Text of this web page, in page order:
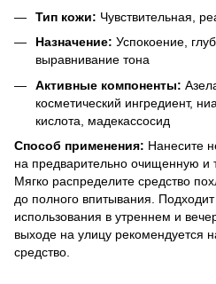
Тип кожи: Чувствительная,
Назначение: Успокоение,
выравнивание тона
Активные компоненты:
косметический ингредиент,
кислота, мадекассосид
Способ применения: Нанесите
на предварительно очищенную и
Мягко распределите средство
до полного впитывания.
использования в утреннем и
выходе на улицу рекомендуется
средство.